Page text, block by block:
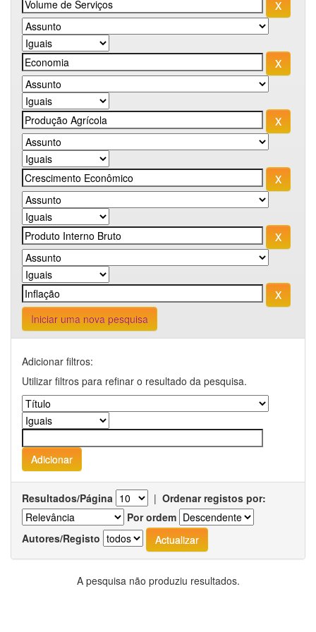
Iniciar uma nova pesquisa
Adicionar filtros:
Utilizar filtros para refinar o resultado da pesquisa.
Resultados/Página | Ordenar registos por:
Por ordem
Autores/Registo
A pesquisa não produziu resultados.